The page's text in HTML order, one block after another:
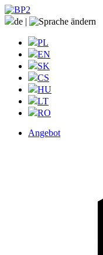
de |
PL
EN
SK
CS
HU
LT
RO
Angebot